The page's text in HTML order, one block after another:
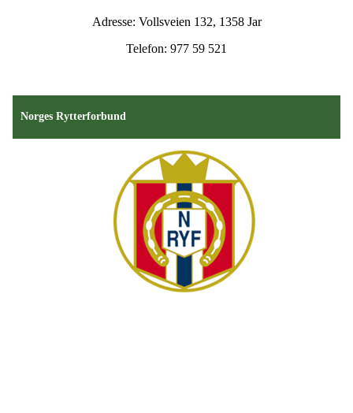
Adresse: Vollsveien 132, 1358 Jar
Telefon: 977 59 521
Norges Rytterforbund